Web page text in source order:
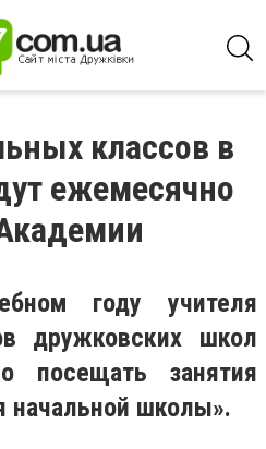
классов в
ежемесячно
году учителя
дружковских школ
посещать занятия
начальной школы».